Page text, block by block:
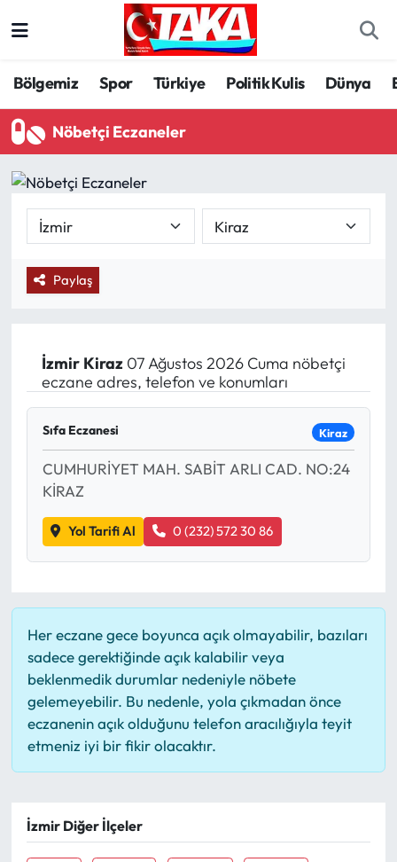
Bölgemiz Spor Türkiye Politik Kulis Dünya
Nöbetçi Eczaneler
Paylaş
İzmir Kiraz07 Ağustos 2026 Cuma nöbetçi
eczane adres, telefon ve konumları
Sıfa Eczanesi Kiraz
CUMHURİYET MAH. SABİT ARLI CAD. NO:24
KİRAZ
Yol Tarifi Al 0 (232) 572 30 86
Her eczane gece boyunca açık olmayabilir, bazıları
sadece gerektiğinde açık kalabilir veya
beklenmedik durumlar nedeniyle nöbete
gelemeyebilir. Bu nedenle, yola çıkmadan önce
eczanenin açık olduğunu telefon aracılığıyla teyit
etmeniz iyi bir fikir olacaktır.
İzmir Diğer İlçeler
Spor
Türkiye
Politika
Politik Kulis
Magazin
Mektup Galeri
Röportaj
Manşet
Köşe Yazıları
Karikatür Galeri
BIK
ASTROLOJİ
Spor Yazıları
Ekonomi
Trabzon Hava Durumu
Trabzon Trafik Yoğunluk Haritası
Tüm Manşetler
Son Dakika Haberleri